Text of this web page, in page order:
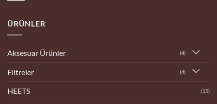
Dükkanı
ÜRÜNLER
Aksesuar Ürünler (4)
Filtreler (4)
HEETS (15)